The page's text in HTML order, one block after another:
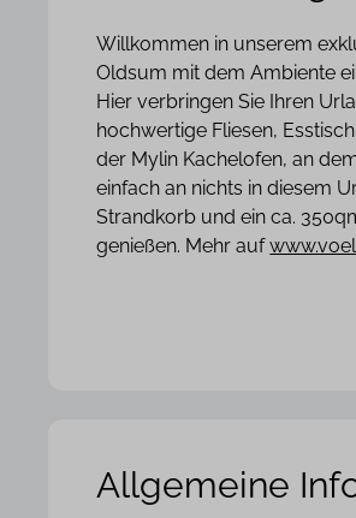
Willkommen in unserem
Oldsum mit dem Ambiente
Hier verbringen Sie Ihren
hochwertige Fliesen,
der Mylin Kachelofen, an
einfach an nichts in diesem
Strandkorb und ein ca.
genießen. Mehr auf
Allgemeine